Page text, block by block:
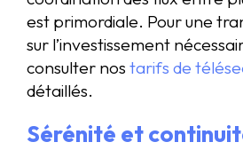
est primordiale. Pour une
sur l’investissement
consulter nos tarifs de
détaillés.
Sérénité et